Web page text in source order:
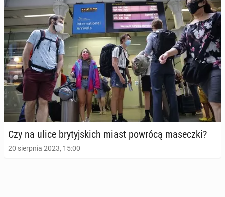
Czy na ulice bry­tyj­skich miast powrócą ma­secz­ki?
20 sierpnia 2023, 15:00